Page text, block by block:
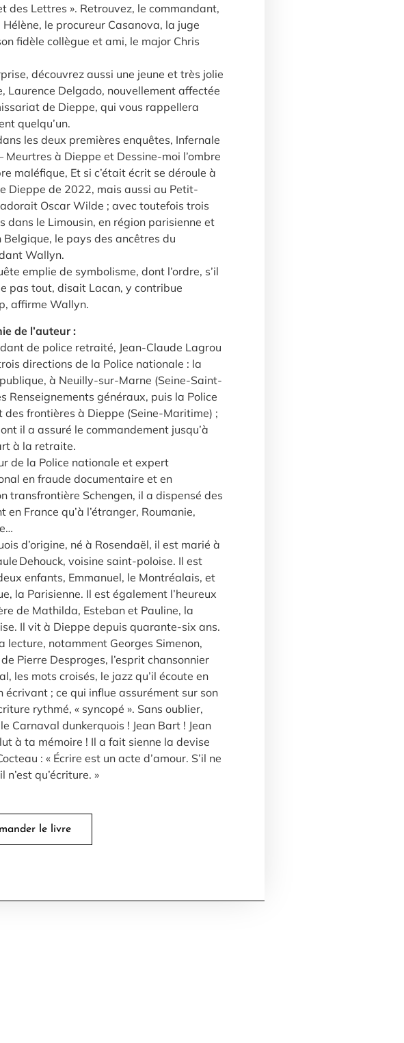
des Lettres ». Retrouvez, le commandant,
Hélène, le procureur Casanova, la juge
fidèle collègue et ami, le major Chris
découvrez aussi une jeune et très jolie
Laurence Delgado, nouvellement affectée
de Dieppe, qui vous rappellera
quelqu’un.
les deux premières enquêtes, Infernale
Meurtres à Dieppe et Dessine-moi l’ombre
maléfique, Et si c’était écrit se déroule à
Dieppe de 2022, mais aussi au Petit-
Oscar Wilde ; avec toutefois trois
dans le Limousin, en région parisienne et
Belgique, le pays des ancêtres du
Wallyn.
emplie de symbolisme, dont l’ordre, s’il
pas tout, disait Lacan, y contribue
affirme Wallyn.
de l’auteur :
de police retraité, Jean-Claude Lagrou
directions de la Police nationale : la
à Neuilly-sur-Marne (Seine-Saint-
Renseignements généraux, puis la Police
des frontières à Dieppe (Seine-Maritime) ;
il a assuré le commandement jusqu’à
à la retraite.
de la Police nationale et expert
en fraude documentaire et en
transfrontière Schengen, il a dispensé des
en France qu’à l’étranger, Roumanie,
d’origine, né à Rosendaël, il est marié à
Dehouck, voisine saint-poloise. Il est
enfants, Emmanuel, le Montréalais, et
la Parisienne. Il est également l’heureux
de Mathilda, Esteban et Pauline, la
Il vit à Dieppe depuis quarante-six ans.
lecture, notamment Georges Simenon,
de Pierre Desproges, l’esprit chansonnier
les mots croisés, le jazz qu’il écoute en
écrivant ; ce qui influe assurément sur son
rythmé, « syncopé ». Sans oublier,
Carnaval dunkerquois ! Jean Bart ! Jean
à ta mémoire ! Il a fait sienne la devise
: « Écrire est un acte d’amour. S’il ne
n’est qu’écriture. »
le livre